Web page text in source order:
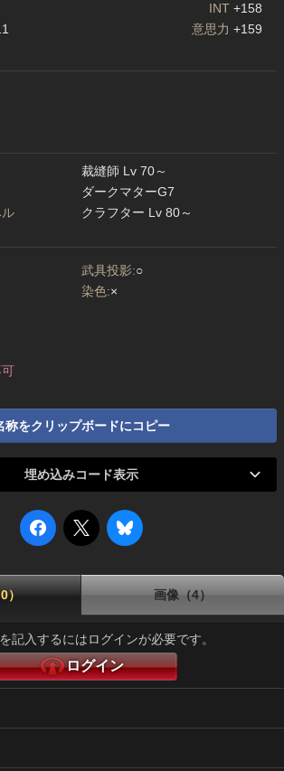
INT +158
意思力 +159
裁縫師 Lv 70～
ダークマターG7
クラフター Lv 80～
武具投影:○
染色:×
称をクリップボードにコピー
埋め込みコード表示
） 画像（4）
記入するにはログインが必要です。
ログイン